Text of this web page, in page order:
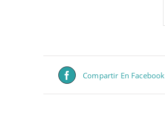
Compartir En Facebook